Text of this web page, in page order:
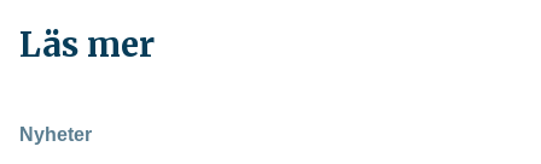
Läs mer
Nyheter